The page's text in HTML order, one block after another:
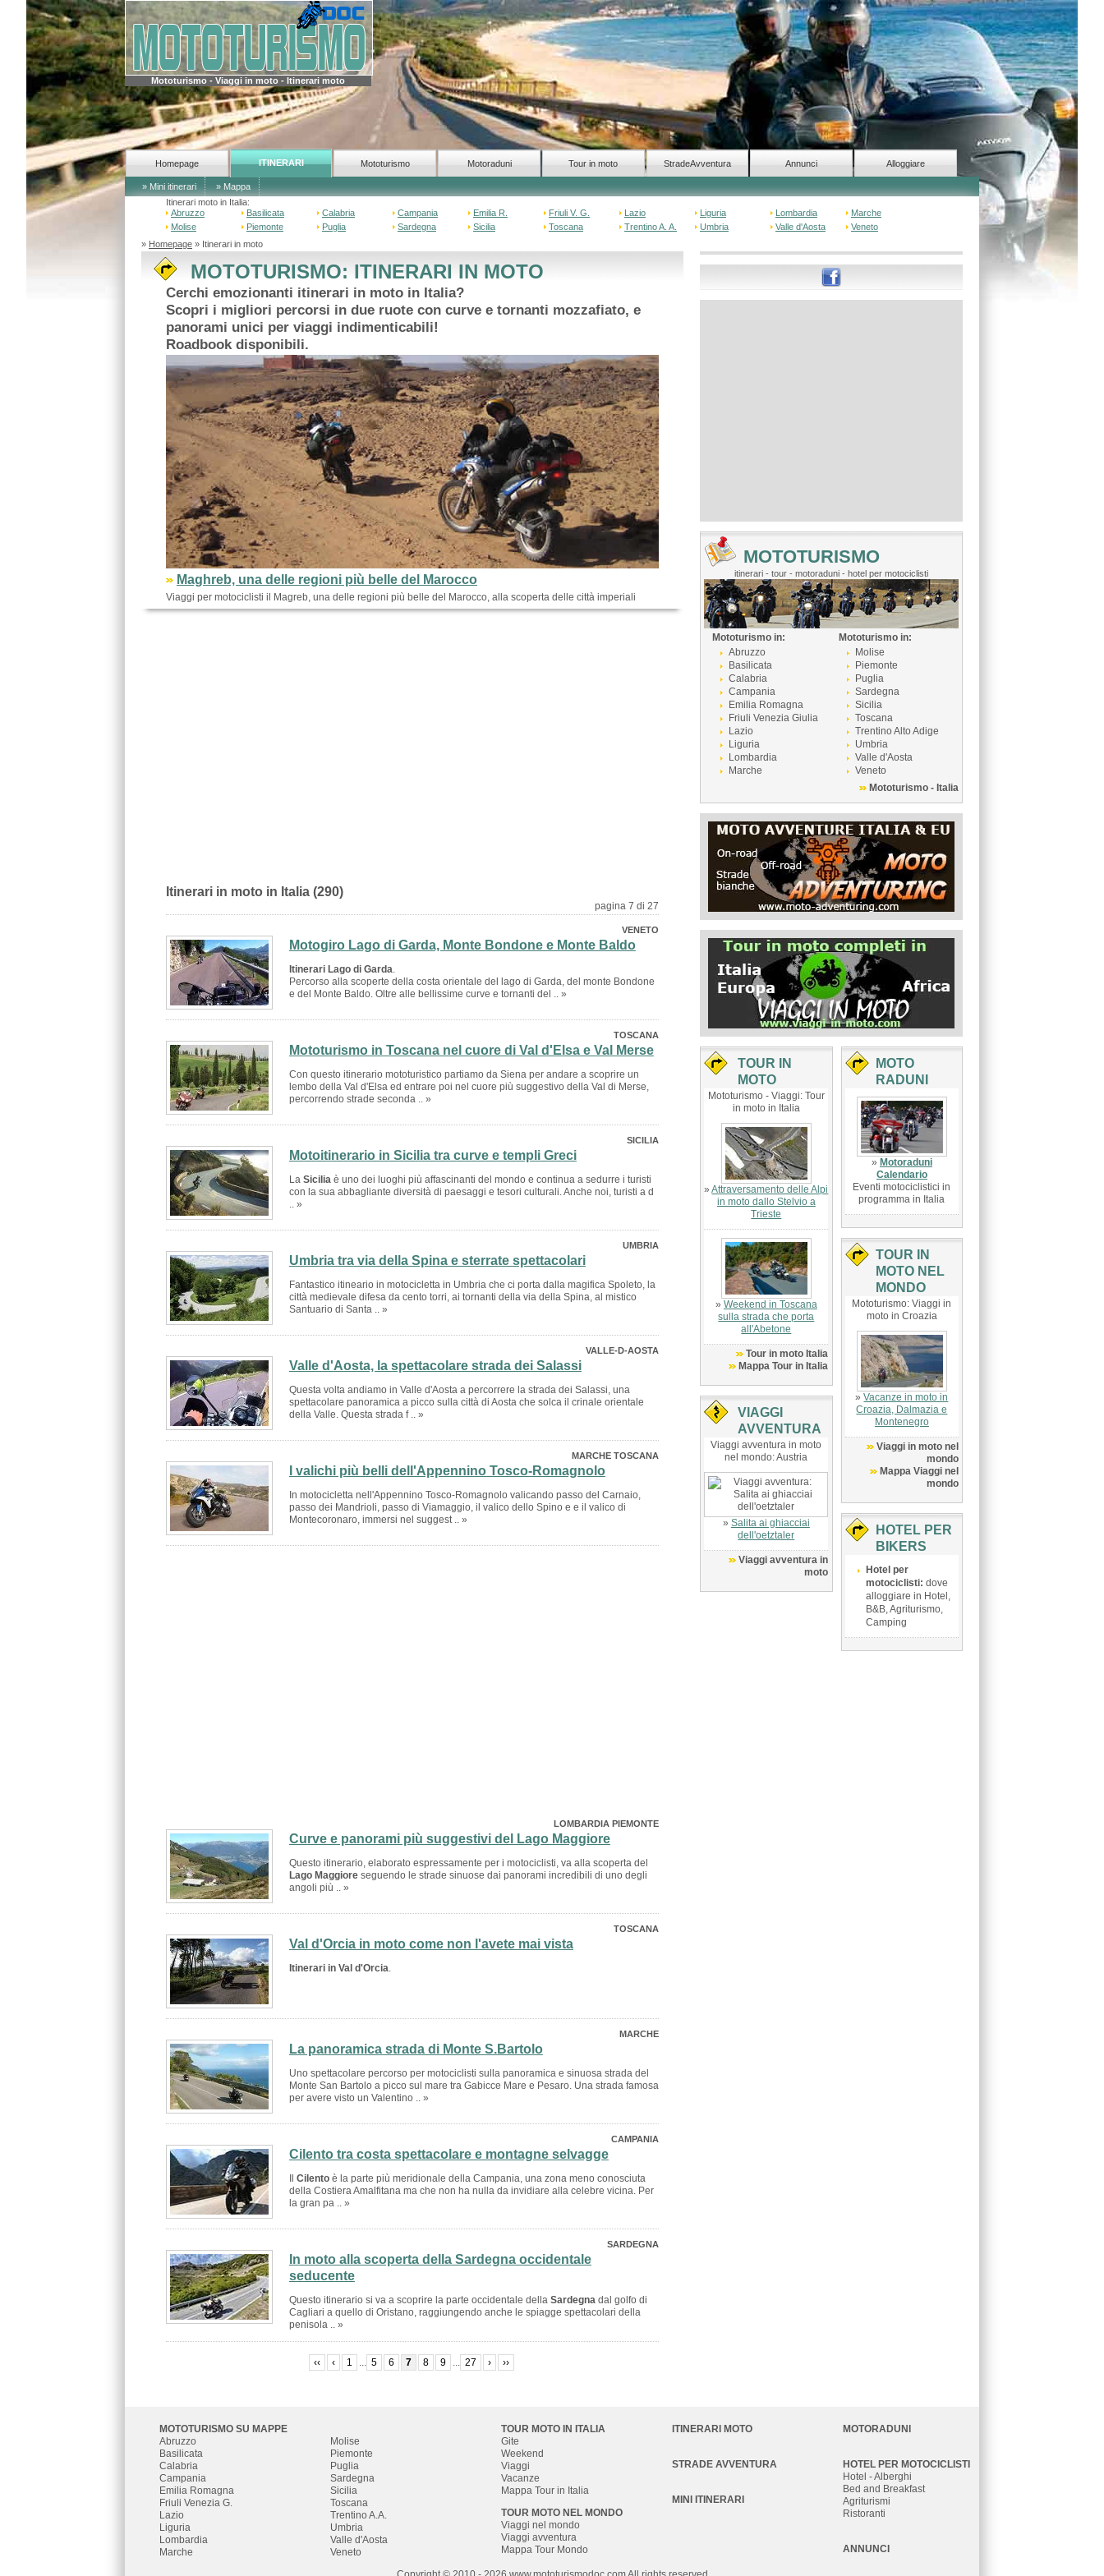
Mototurismo - Viaggi in moto - Itinerari moto
Homepage ITINERARI Mototurismo Motoraduni Tour in moto StradeAvventura Annunci Alloggiare
» Mini itinerari
» Mappa
Itinerari moto in Italia:
Abruzzo
Basilicata Calabria Campania Emilia R. Friuli V. G. Lazio Liguria Lombardia
Marche
Molise
Piemonte Puglia Sardegna Sicilia Toscana Trentino A. A. Umbria Valle d'Aosta
Veneto
» Homepage» Itinerari in moto
MOTOTURISMO: ITINERARI IN MOTO
Cerchi emozionanti itinerari in moto in Italia?
Scopri i migliori percorsi in due ruote con curve e tornanti mozzafiato, e
panorami unici per viaggi indimenticabili!
Roadbook disponibili.
Maghreb, una delle regioni più belle del Marocco
Viaggi per motociclisti il Magreb, una delle regioni più belle del Marocco, alla scoperta delle città imperiali
Itinerari in moto in Italia (290)
pagina 7 di 27
VENETO
Motogiro Lago di Garda, Monte Bondone e Monte Baldo
Itinerari Lago di Garda.
Percorso alla scoperte della costa orientale del lago di Garda, del monte Bondone
e del Monte Baldo. Oltre alle bellissime curve e tornanti del .. »
TOSCANA
Mototurismo in Toscana nel cuore di Val d'Elsa e Val Merse
Con questo itinerario mototuristico partiamo da Siena per andare a scoprire un
lembo della Val d'Elsa ed entrare poi nel cuore più suggestivo della Val di Merse,
percorrendo strade seconda .. »
SICILIA
Motoitinerario in Sicilia tra curve e templi Greci
La Siciliaè uno dei luoghi più affascinanti del mondo e continua a sedurre i turisti
con la sua abbagliante diversità di paesaggi e tesori culturali. Anche noi, turisti a d
.. »
UMBRIA
Umbria tra via della Spina e sterrate spettacolari
Fantastico itineario in motocicletta in Umbria che ci porta dalla magifica Spoleto, la
città medievale difesa da cento torri, ai tornanti della via della Spina, al mistico
Santuario di Santa .. »
VALLE-D-AOSTA
Valle d'Aosta, la spettacolare strada dei Salassi
Questa volta andiamo in Valle d'Aosta a percorrere la strada dei Salassi, una
spettacolare panoramica a picco sulla città di Aosta che solca il crinale orientale
della Valle. Questa strada f .. »
MARCHE TOSCANA
I valichi più belli dell'Appennino Tosco-Romagnolo
In motocicletta nell'Appennino Tosco-Romagnolo valicando passo del Carnaio,
passo dei Mandrioli, passo di Viamaggio, il valico dello Spino e e il valico di
Montecoronaro, immersi nel suggest .. »
LOMBARDIA PIEMONTE
Curve e panorami più suggestivi del Lago Maggiore
Questo itinerario, elaborato espressamente per i motociclisti, va alla scoperta del
Lago Maggioreseguendo le strade sinuose dai panorami incredibili di uno degli
angoli più .. »
TOSCANA
Val d'Orcia in moto come non l'avete mai vista
Itinerari in Val d'Orcia
MARCHE
La panoramica strada di Monte S.Bartolo
Uno spettacolare percorso per motociclisti sulla panoramica e sinuosa strada del
Monte San Bartolo a picco sul mare tra Gabicce Mare e Pesaro. Una strada famosa
per avere visto un Valentino .. »
CAMPANIA
Cilento tra costa spettacolare e montagne selvagge
Il Cilentoè la parte più meridionale della Campania, una zona meno conosciuta
della Costiera Amalfitana ma che non ha nulla da invidiare alla celebre vicina. Per
la gran pa .. »
SARDEGNA
In moto alla scoperta della Sardegna occidentale
seducente
Questo itinerario si va a scoprire la parte occidentale della Sardegna dal golfo di
Cagliari a quello di Oristano, raggiungendo anche le spiagge spettacolari della
penisola .. »
‹‹ ‹ 1 5 6 7 8 9 27 › ››
MOTOTURISMO
itinerari - tour - motoraduni - hotel per motociclisti
Mototurismo in:
Abruzzo
Basilicata
Calabria
Campania
Emilia Romagna
Friuli Venezia Giulia
Lazio
Liguria
Lombardia
Marche
Mototurismo in:
Molise
Piemonte
Puglia
Sardegna
Sicilia
Toscana
Trentino Alto Adige
Umbria
Valle d'Aosta
Veneto
Mototurismo - Italia
TOUR IN
MOTO
Mototurismo - Viaggi: Tour
in moto in Italia
»Attraversamento delle Alpi
in moto dallo Stelvio a
Trieste
» Weekend in Toscana
sulla strada che porta
all'Abetone
Tour in moto Italia
Mappa Tour in Italia
VIAGGI
AVVENTURA
Viaggi avventura in moto
nel mondo: Austria
» Salita ai ghiacciai
dell'oetztaler
Viaggi avventura in
moto
MOTO
RADUNI
» Motoraduni
Calendario
Eventi motociclistici in
programma in Italia
TOUR IN
MOTO NEL
MONDO
Mototurismo: Viaggi in
moto in Croazia
»Vacanze in moto in
Croazia, Dalmazia e
Montenegro
Viaggi in moto nel
mondo
Mappa Viaggi nel
mondo
HOTEL PER
BIKERS
Hotel per
motociclisti: dove
alloggiare in Hotel,
B&B, Agriturismo,
Camping
MOTOTURISMO SU MAPPE
Abruzzo
Basilicata
Calabria
Campania
Emilia Romagna
Friuli Venezia G.
Lazio
Liguria
Lombardia
Marche
Molise
Piemonte
Puglia
Sardegna
Sicilia
Toscana
Trentino A.A.
Umbria
Valle d'Aosta
Veneto
TOUR MOTO IN ITALIA
Gite
Weekend
Viaggi
Vacanze
Mappa Tour in Italia
TOUR MOTO NEL MONDO
Viaggi nel mondo
Viaggi avventura
Mappa Tour Mondo
ITINERARI MOTO
STRADE AVVENTURA
MINI ITINERARI
MOTORADUNI
HOTEL PER MOTOCICLISTI
Hotel - Alberghi
Bed and Breakfast
Agriturismi
Ristoranti
ANNUNCI